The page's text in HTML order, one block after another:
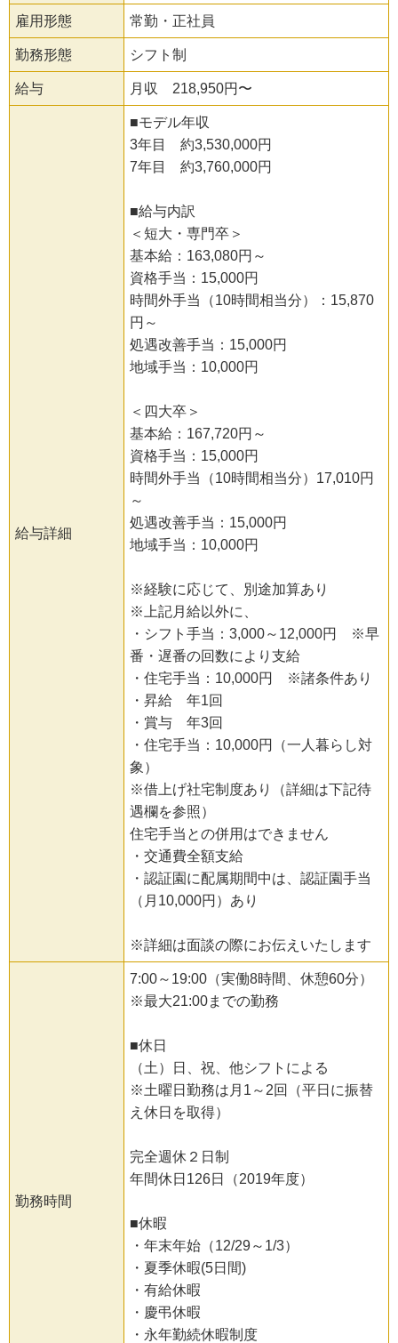
雇用形態 常勤・正社員
勤務形態 シフト制
給与 月収 218,950円〜
給与詳細
■モデル年収
3年目 約3,530,000円
7年目 約3,760,000円
■給与内訳
＜短大・専門卒＞
基本給：163,080円～
資格手当：15,000円
時間外手当（10時間相当分）：15,870
円～
処遇改善手当：15,000円
地域手当：10,000円
＜四大卒＞
基本給：167,720円～
資格手当：15,000円
時間外手当（10時間相当分）17,010円
～
処遇改善手当：15,000円
地域手当：10,000円
※経験に応じて、別途加算あり
※上記月給以外に、
・シフト手当：3,000～12,000円 ※早
番・遅番の回数により支給
・住宅手当：10,000円 ※諸条件あり
・昇給 年1回
・賞与 年3回
・住宅手当：10,000円（一人暮らし対
象）
※借上げ社宅制度あり（詳細は下記待
遇欄を参照）
住宅手当との併用はできません
・交通費全額支給
・認証園に配属期間中は、認証園手当
（月10,000円）あり
※詳細は面談の際にお伝えいたします
勤務時間
7:00～19:00（実働8時間、休憩60分）
※最大21:00までの勤務
■休日
（土）日、祝、他シフトによる
※土曜日勤務は月1～2回（平日に振替
え休日を取得）
完全週休２日制
年間休日126日（2019年度）
■休暇
・年末年始（12/29～1/3）
・夏季休暇(5日間)
・有給休暇
・慶弔休暇
・永年勤続休暇制度